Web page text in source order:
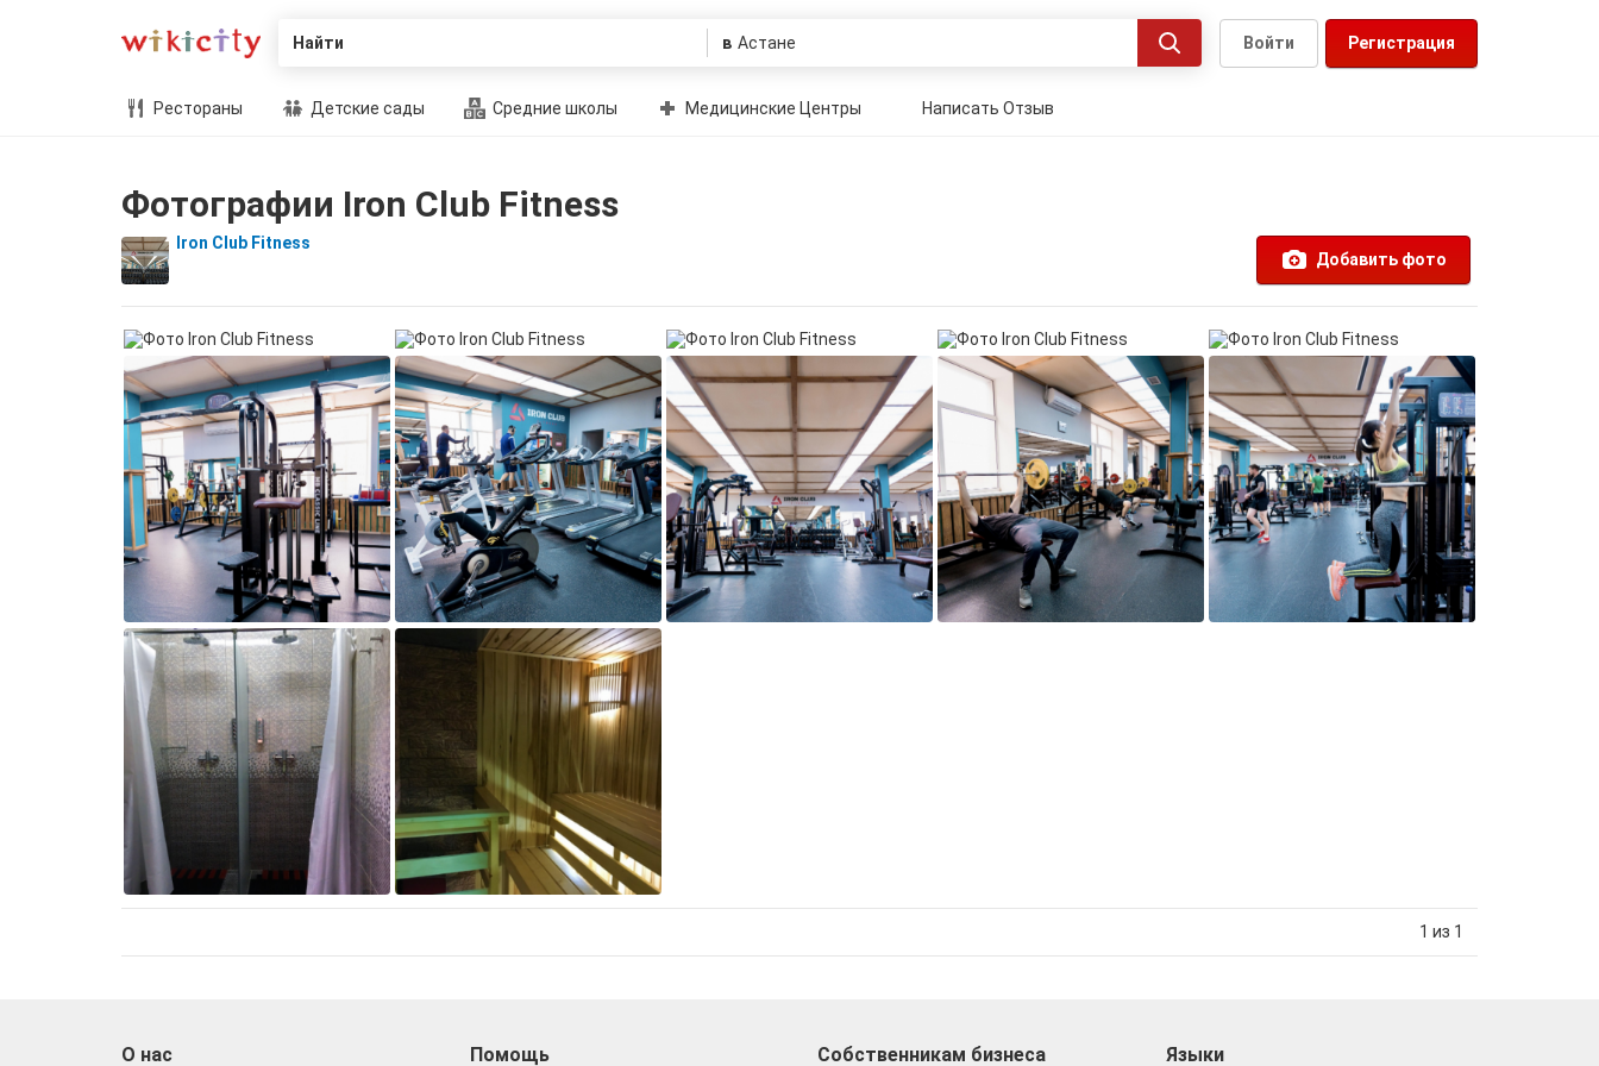
Найти в Регистрация
Войти
Рестораны Детские сады Средние школы Медицинские Центры Написать Отзыв
Фотографии Iron Club Fitness
Iron Club Fitness
Добавить фото
1 из 1
О нас Помощь Собственникам бизнеса Языки